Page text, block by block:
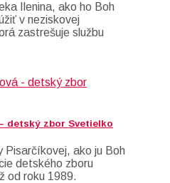
Ilenina, ako ho Boh
v neziskovej
zastrešuje službu
detský zbor Svetielko
Pisarčíkovej, ako ju Boh
detského zboru
od roku 1989.